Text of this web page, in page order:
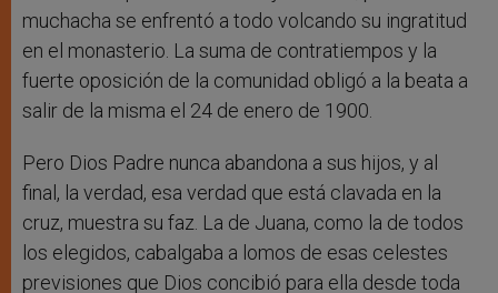
muchacha se enfrentó a todo volcando su ingratitud
en el monasterio. La suma de contratiempos y la
fuerte oposición de la comunidad obligó a la beata a
salir de la misma el 24 de enero de 1900.
Pero Dios Padre nunca abandona a sus hijos, y al
final, la verdad, esa verdad que está clavada en la
cruz, muestra su faz. La de Juana, como la de todos
los elegidos, cabalgaba a lomos de esas celestes
previsiones que Dios concibió para ella desde toda